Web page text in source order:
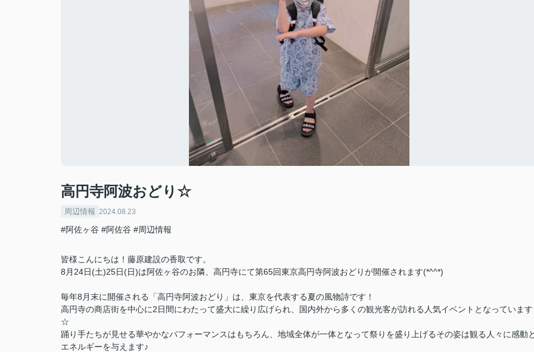
高円寺阿波おどり☆
周辺情報 2024.08.23
#阿佐ヶ谷 #阿佐谷 #周辺情報
皆様こんにちは！藤原建設の香取です。
8月24日(土)25日(日)は阿佐ヶ谷のお隣、高円寺にて第65回東京高円寺阿波おどりが開催されます(*^^*)
毎年8月末に開催される「高円寺阿波おどり」は、東京を代表する夏の風物詩です！
高円寺の商店街を中心に2日間にわたって盛大に繰り広げられ、国内外から多くの観光客が訪れる人気イベントとなっています
☆
踊り手たちが見せる華やかなパフォーマンスはもちろん、地域全体が一体となって祭りを盛り上げるその姿は観る人々に感動
エネルギーを与えます♪